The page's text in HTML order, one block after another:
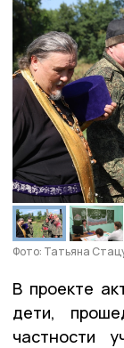
Фото: Татьяна
В проекте
дети,
частности